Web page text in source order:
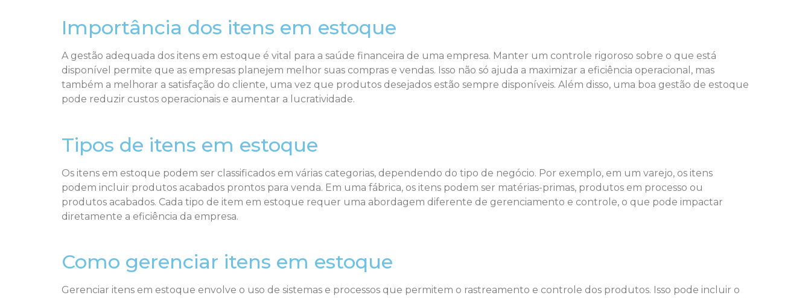
Importância dos itens em estoque
A gestão adequada dos itens em estoque é vital para a saúde financeira de uma empresa. Manter um controle rigoroso sobre o que está
disponível permite que as empresas planejem melhor suas compras e vendas. Isso não só ajuda a maximizar a eficiência operacional, mas
também a melhorar a satisfação do cliente, uma vez que produtos desejados estão sempre disponíveis. Além disso, uma boa gestão de estoque
pode reduzir custos operacionais e aumentar a lucratividade.
Tipos de itens em estoque
Os itens em estoque podem ser classificados em várias categorias, dependendo do tipo de negócio. Por exemplo, em um varejo, os itens
podem incluir produtos acabados prontos para venda. Em uma fábrica, os itens podem ser matérias-primas, produtos em processo ou
produtos acabados. Cada tipo de item em estoque requer uma abordagem diferente de gerenciamento e controle, o que pode impactar
diretamente a eficiência da empresa.
Como gerenciar itens em estoque
Gerenciar itens em estoque envolve o uso de sistemas e processos que permitem o rastreamento e controle dos produtos. Isso pode incluir o